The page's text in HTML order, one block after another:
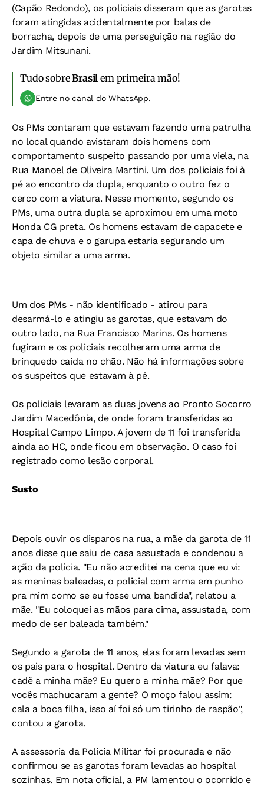
(Capão Redondo), os policiais disseram que as garotas
foram atingidas acidentalmente por balas de
borracha, depois de uma perseguição na região do
Jardim Mitsunani.
Tudo sobreBrasil em primeira mão!
Entre no canal do WhatsApp.
Os PMs contaram que estavam fazendo uma patrulha
no local quando avistaram dois homens com
comportamento suspeito passando por uma viela, na
Rua Manoel de Oliveira Martini. Um dos policiais foi à
pé ao encontro da dupla, enquanto o outro fez o
cerco com a viatura. Nesse momento, segundo os
PMs, uma outra dupla se aproximou em uma moto
Honda CG preta. Os homens estavam de capacete e
capa de chuva e o garupa estaria segurando um
objeto similar a uma arma.
Um dos PMs - não identificado - atirou para
desarmá-lo e atingiu as garotas, que estavam do
outro lado, na Rua Francisco Marins. Os homens
fugiram e os policiais recolheram uma arma de
brinquedo caída no chão. Não há informações sobre
os suspeitos que estavam à pé.
Os policiais levaram as duas jovens ao Pronto Socorro
Jardim Macedônia, de onde foram transferidas ao
Hospital Campo Limpo. A jovem de 11 foi transferida
ainda ao HC, onde ficou em observação. O caso foi
registrado como lesão corporal.
Susto
Depois ouvir os disparos na rua, a mãe da garota de 11
anos disse que saiu de casa assustada e condenou a
ação da polícia. "Eu não acreditei na cena que eu vi:
as meninas baleadas, o policial com arma em punho
pra mim como se eu fosse uma bandida", relatou a
mãe. "Eu coloquei as mãos para cima, assustada, com
medo de ser baleada também."
Segundo a garota de 11 anos, elas foram levadas sem
os pais para o hospital. Dentro da viatura eu falava:
cadê a minha mãe? Eu quero a minha mãe? Por que
vocês machucaram a gente? O moço falou assim:
cala a boca filha, isso aí foi só um tirinho de raspão",
contou a garota.
A assessoria da Policia Militar foi procurada e não
confirmou se as garotas foram levadas ao hospital
sozinhas. Em nota oficial, a PM lamentou o ocorrido e